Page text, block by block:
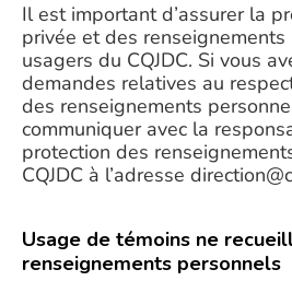
Il est important d’assurer la
privée et des
usagers du CQJDC. Si vous
demandes relatives au
des renseignements
communiquer avec la
protection des
CQJDC à l’adresse
Usage de témoins ne
renseignements personnels